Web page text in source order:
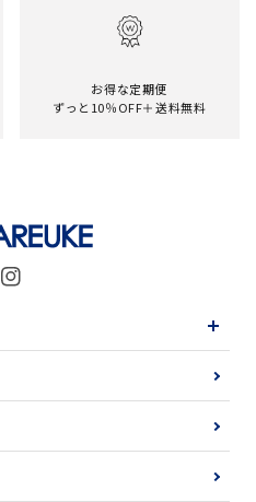
お得な定期便
ずっと10％OFF＋送料無料
Instagram